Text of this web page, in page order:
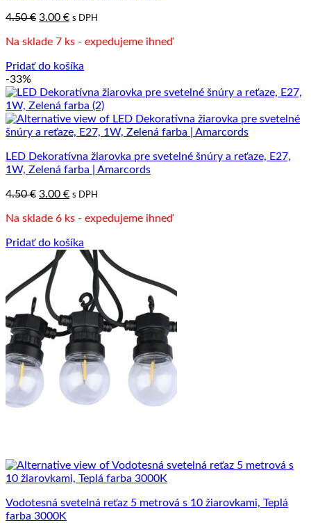
4.50€ Pôvodná
bola:
3.00 €Aktuálna
je:
s DPH
Na sklade 7 ks - expedujeme ihneď
Pridať do košíka
-33%
LED Dekoratívna žiarovka pre svetelné šnúry a reťaze, E27,
1W, Zelená farba | Amarcords
4.50€ Pôvodná
bola:
3.00 €Aktuálna
je:
s DPH
Na sklade 6 ks - expedujeme ihneď
Pridať do košíka
Vodotesná svetelná reťaz 5 metrová s 10 žiarovkami, Teplá
farba 3000K